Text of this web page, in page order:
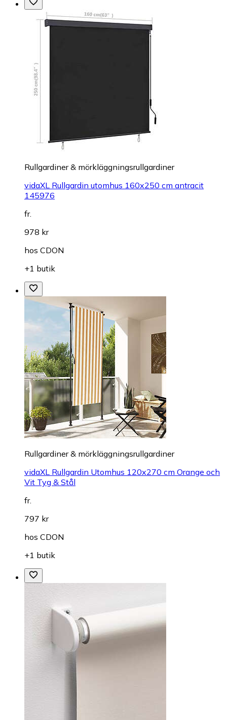
Rullgardiner & mörkläggningsrullgardiner
vidaXL Rullgardin utomhus 160x250 cm antracit
145976
fr.
978 kr
hos CDON
+1 butik
Rullgardiner & mörkläggningsrullgardiner
vidaXL Rullgardin Utomhus 120x270 cm Orange och
Vit Tyg & Stål
fr.
797 kr
hos CDON
+1 butik